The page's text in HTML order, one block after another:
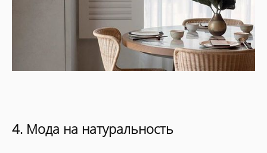
4. Мода на натуральность